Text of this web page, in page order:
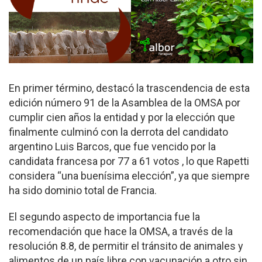
En primer término, destacó la trascendencia de esta
edición número 91 de la Asamblea de la OMSA por
cumplir cien años la entidad y por la elección que
finalmente culminó con la derrota del candidato
argentino Luis Barcos, que fue vencido por la
candidata francesa por 77 a 61 votos , lo que Rapetti
considera “una buenísima elección”, ya que siempre
ha sido dominio total de Francia.
El segundo aspecto de importancia fue la
recomendación que hace la OMSA, a través de la
resolución 8.8, de permitir el tránsito de animales y